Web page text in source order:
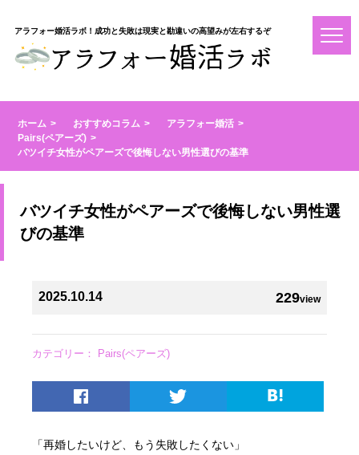
アラフォー婚活ラボ！成功と失敗は現実と勘違いの高望みが左右するぞ
ホーム おすすめコラム
アラフォー婚活
Pairs(ペアーズ)
バツイチ女性がペアーズで後悔しない男性選びの基準
バツイチ女性がペアーズで後悔しない男性選
びの基準
229view
2025.10.14
カテゴリー： Pairs(ペアーズ)
「再婚したいけど、もう失敗したくない」